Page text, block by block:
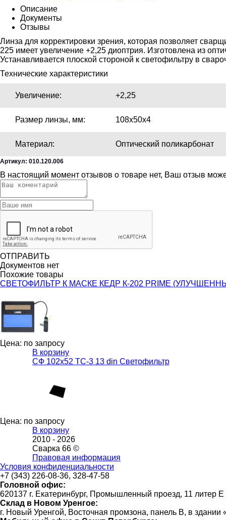
Описание
Документы
Отзывы
Линза для корректировки зрения, которая позволяет
225 имеет увеличение +2,25 диоптрия. Изготовлена из
Устанавливается плоской стороной к светофильтру в
Технические характеристики
Увеличение: +2,25
Размер линзы, мм: 108x50х4
Материал: Оптический поликарбонат
Артикул: 010.120.006
В настоящий момент отзывов о товаре нет, Ваш отзыв
ОТПРАВИТЬ
Документов нет
Похожие товары
СВЕТОФИЛЬТР К МАСКЕ КЕДР К-202 PRIME
Цена: по запросу
В корзину
СФ 102х52 ТС-3 13 din Светофильтр
Цена: по запросу
В корзину
2010 - 2026
Сварка 66 ©
Правовая информация
Условия конфиденциальности
+7 (343) 226-08-36, 328-47-58
Головной офис:
620137 г. Екатеринбург, Промышленный проезд, 11 литер Е
Склад в Новом Уренгое:
г. Новый Уренгой, Восточная промзона, панель В, в